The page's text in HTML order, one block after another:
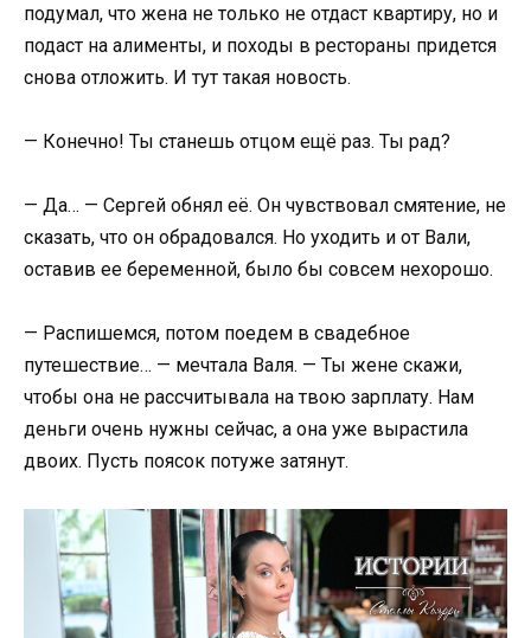
подумал, что жена не только не отдаст квартиру, но и
подаст на алименты, и походы в рестораны придется
снова отложить. И тут такая новость.
— Конечно! Ты станешь отцом ещё раз. Ты рад?
— Да… — Сергей обнял её. Он чувствовал смятение, не
сказать, что он обрадовался. Но уходить и от Вали,
оставив ее беременной, было бы совсем нехорошо.
— Распишемся, потом поедем в свадебное
путешествие… — мечтала Валя. — Ты жене скажи,
чтобы она не рассчитывала на твою зарплату. Нам
деньги очень нужны сейчас, а она уже вырастила
двоих. Пусть поясок потуже затянут.